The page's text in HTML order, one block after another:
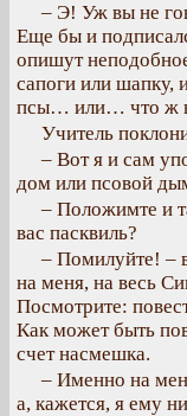
– Э! Уж вы не
Еще бы и
опишут
сапоги или шапку,
псы… или… что ж
Учитель
– Вот я и сам
дом или псовой
– Положимте и
вас пасквиль?
– Помилуйте! –
на меня, на весь
Посмотрите:
Как может быть
счет насмешка.
– Именно на
а, кажется, я ему